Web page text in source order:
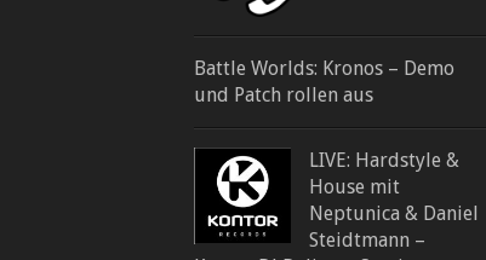
Battle Worlds: Kronos – Demo
und Patch rollen aus
LIVE: Hardstyle &
House mit
Neptunica & Daniel
Steidtmann –